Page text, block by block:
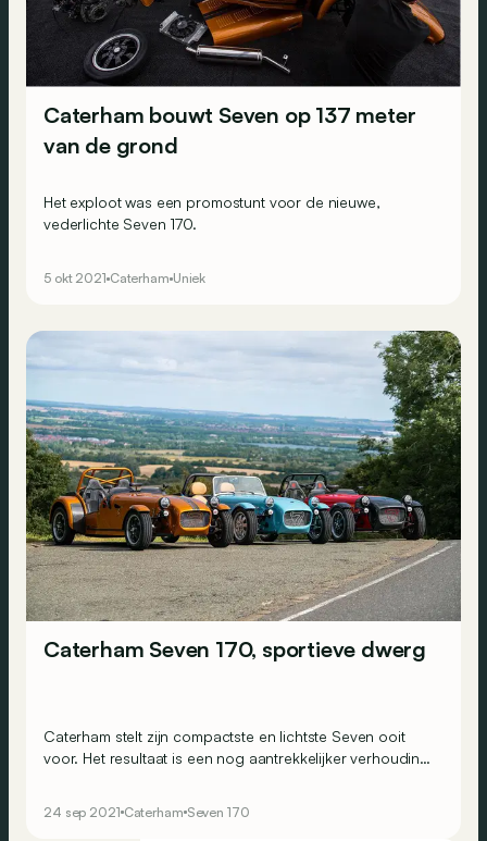
Caterham bouwt Seven op 137 meter
van de grond
Het exploot was een promostunt voor de nieuwe,
vederlichte Seven 170.
5 okt 2021 Caterham Uniek
Caterham Seven 170, sportieve dwerg
Caterham stelt zijn compactste en lichtste Seven ooit
voor. Het resultaat is een nog aantrekkelijker verhouding
24 sep 2021 Caterham Seven 170